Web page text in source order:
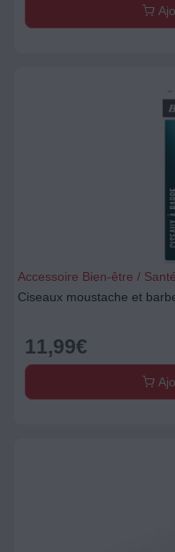
Accessoire Bien-être /
Ciseaux moustache et
11,99€